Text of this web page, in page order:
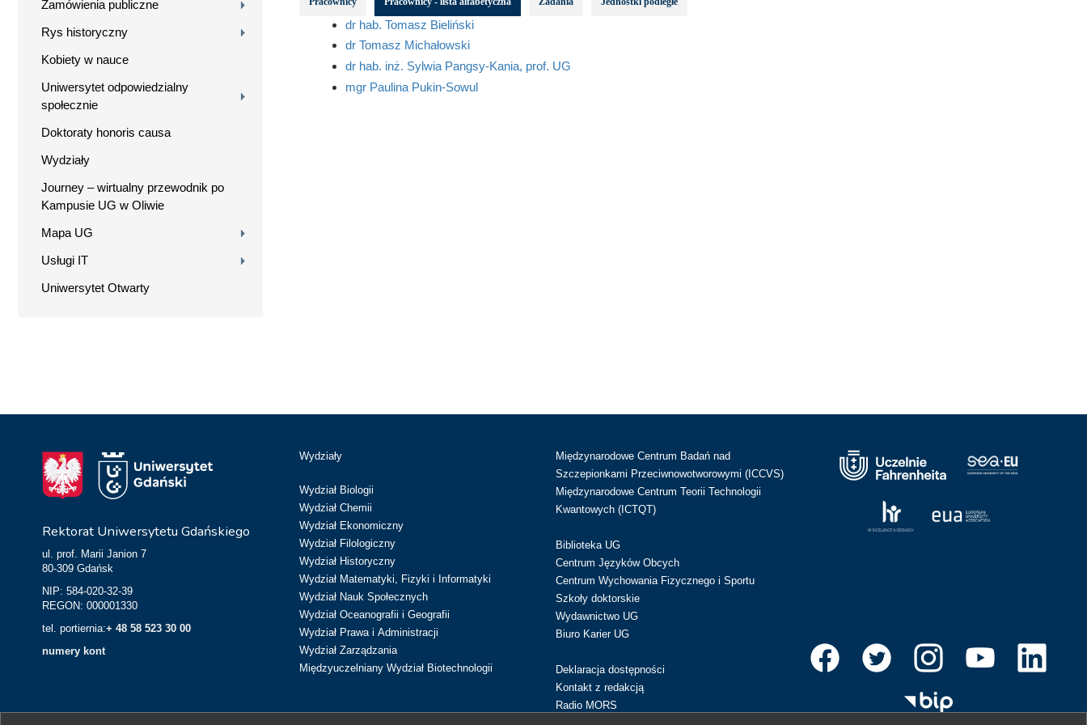
Zamówienia publiczne
Rys historyczny
Kobiety w nauce
Uniwersytet odpowiedzialny
społecznie
Doktoraty honoris causa
Wydziały
Journey – wirtualny przewodnik po
Kampusie UG w Oliwie
Mapa UG
Usługi IT
Uniwersytet Otwarty
dr hab. Tomasz Bieliński
dr Tomasz Michałowski
dr hab. inż. Sylwia Pangsy-Kania, prof. UG
mgr Paulina Pukin-Sowul
Rektorat Uniwersytetu Gdańskiego
ul. prof. Marii Janion 7
80-309 Gdańsk
NIP: 584-020-32-39
REGON: 000001330
tel. portiernia:+ 48 58 523 30 00
numery kont
Wydziały
Wydział Biologii
Wydział Chemii
Wydział Ekonomiczny
Wydział Filologiczny
Wydział Historyczny
Wydział Matematyki, Fizyki i Informatyki
Wydział Nauk Społecznych
Wydział Oceanografii i Geografii
Wydział Prawa i Administracji
Wydział Zarządzania
Międzyuczelniany Wydział Biotechnologii
Międzynarodowe Centrum Badań nad
Szczepionkami Przeciwnowotworowymi (ICCVS)
Międzynarodowe Centrum Teorii Technologii
Kwantowych (ICTQT)
Biblioteka UG
Centrum Języków Obcych
Centrum Wychowania Fizycznego i Sportu
Szkoły doktorskie
Wydawnictwo UG
Biuro Karier UG
Deklaracja dostępności
Kontakt z redakcją
Radio MORS